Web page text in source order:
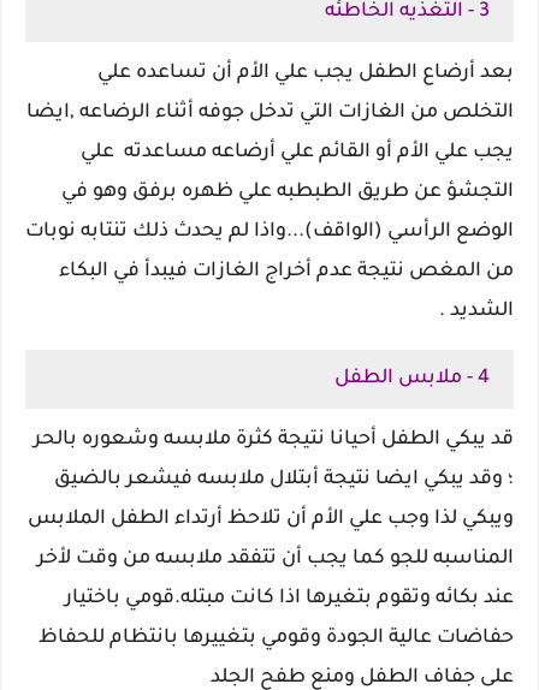
3 - التغذيه الخاطئه
بعد أرضاع الطفل يجب علي الأم أن تساعده علي
التخلص من الغازات التي تدخل جوفه أثناء الرضاعه ,ايضا
يجب علي الأم أو القائم علي أرضاعه مساعدته علي
التجشؤ عن طريق الطبطبه علي ظهره برفق وهو في
الوضع الرأسي (الواقف)...واذا لم يحدث ذلك تنتابه نوبات
من المغص نتيجة عدم أخراج الغازات فيبدأ في البكاء
الشديد .
4 - ملابس الطفل
قد يبكي الطفل أحيانا نتيجة كثرة ملابسه وشعوره بالحر
؛ وقد يبكي ايضا نتيجة أبتلال ملابسه فيشعر بالضيق
ويبكي لذا وجب علي الأم أن تلاحظ أرتداء الطفل الملابس
المناسبه للجو كما يجب أن تتفقد ملابسه من وقت لأخر
عند بكائه وتقوم بتغيرها اذا كانت مبتله.قومي باختيار
حفاضات عالية الجودة وقومي بتغييرها بانتظام للحفاظ
على جفاف الطفل ومنع طفح الجلد